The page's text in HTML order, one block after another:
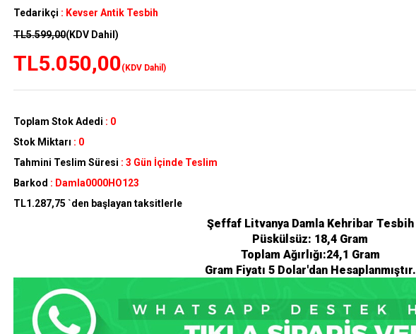
Tedarikçi : Kevser Antik Tesbih
TL5.599,00(KDV Dahil)
TL5.050,00(KDV Dahil)
Toplam Stok Adedi : 0
Stok Miktarı : 0
Tahmini Teslim Süresi : 3 Gün İçinde Teslim
Barkod : Damla0000HO123
TL1.287,75 `den başlayan taksitlerle
Şeffaf Litvanya Damla Kehribar Tesbih
Püskülsüz: 18,4 Gram
Toplam Ağırlığı:24,1 Gram
Gram Fiyatı 5 Dolar'dan Hesaplanmıştır.